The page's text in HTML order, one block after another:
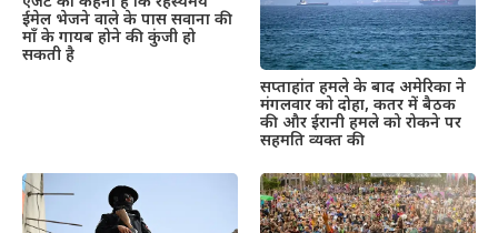
ईमेल भेजने वाले के पास सवाना की
माँ के गायब होने की कुंजी हो
सकती है
सप्ताहांत हमले के बाद अमेरिका ने
मंगलवार को दोहा, कतर में बैठक
की और ईरानी हमले को रोकने पर
सहमति व्यक्त की